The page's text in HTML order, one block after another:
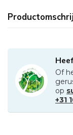
Of
op
+31